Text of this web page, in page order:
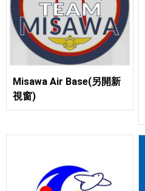
Misawa Air Base(另開新
視窗)